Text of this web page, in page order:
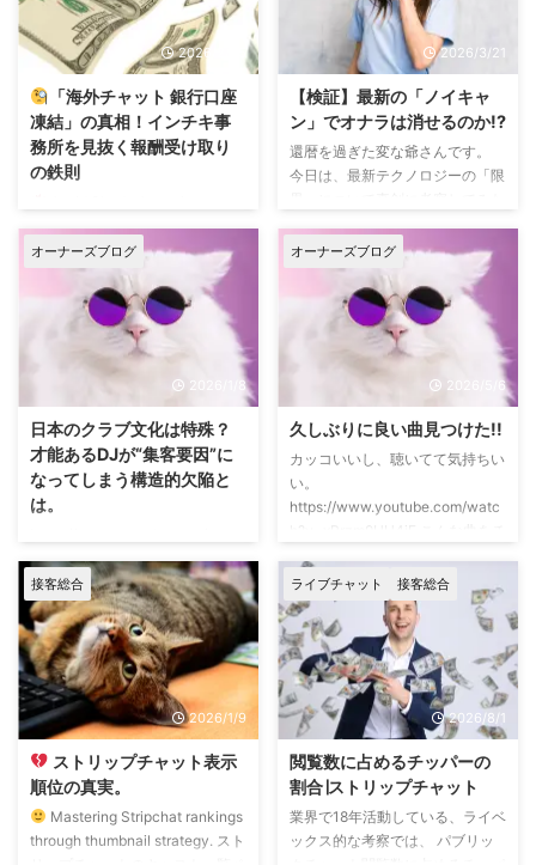
2026/2/25
「海外チャット 銀行口座
凍結」の真相！インチキ事
務所を見抜く報酬受け取り
の鉄則
Check Their Banks 海外ライブ
チャットに個人で登録するとき…
事業用個人口座は持ってますか?
事務所に応募登録するとき… その
事務所が使ってる銀行口座につい
て質問する人はいないし… 「訊い
たら失礼かな…」、なんて遠慮し
てしまうかな。 そもそも、みな
さんはそんなことに興味は持たな
いですよね。 でも、海外ライブ
チャットを扱う事務所にとって、
銀行口座の安全性は、超々重要な
んです。 「たいへん失礼です
みる ...
2026/3/21
【検証】最新の「ノイキャ
ン」でオナラは消せるのか!?
還暦を過ぎた変な爺さんです。
今日は、最新テクノロジーの「限
ャンセリングマイクの性能って、
マジで凄まじいんです。 ブィー
ン！と爆音を立てて飛ぶドローン
のマイクが、数メートル下の地上
で話す「人の声」だけをピンポイ
ントで録音しちゃう。 自分が全
力で出している騒音だけを、きれ
す。 で、ふと思ったんです。
「それなら、チャット中に『ブ
ッ！！』とオナラをしても、ユー
ザーには聞こえないのではない
も、こ ...
オーナーズブログ
2026/1/8
日本のクラブ文化は特殊？
才能あるDJが“集客要因”に
なってしまう構造的欠陥と
は。
h?v=l6kSRESJ4yc&t=36s 悲し
い現実。
オーナーズブログ
2026/5/6
久しぶりに良い曲見つけた!!
カッコいいし、聴いてて気持ちい
い。
https://www.youtube.com/watc
ころだけど… 最近のパトロールボ
ットは厳しいらしく… YouTubeに
BANされる可能性アリらしいの
で、独りで聴くだけにしましょ
う。
接客総合
2026/1/9
ストリップチャット表示
順位の真実。
Mastering Stripchat rankings
through thumbnail strategy. スト
ライブチャット 接客総合
2026/8/1
閲覧数に占めるチッパーの
割合∣ストリップチャット
業界で18年活動している、ライベ
ックス的な考察では、 パブリッ